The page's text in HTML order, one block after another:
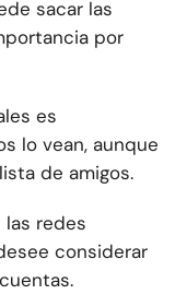
sacar las
por
es
lo vean, aunque
de amigos.
las redes
considerar